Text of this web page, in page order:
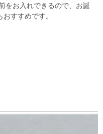
をお入れできるので、お誕
すすめです。